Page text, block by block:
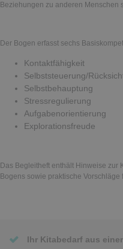
Beziehungen zu anderen Menschen
Der Bogen erfasst sechs
Kontaktfähigkeit
Selbststeuerung/
Selbstbehauptung
Stressregulierung
Aufgabenorientierung
Explorationsfreude
Das Begleitheft enthält Hinweise zur
Bogens sowie praktische Vorschläge
Ihr Kitabedarf aus